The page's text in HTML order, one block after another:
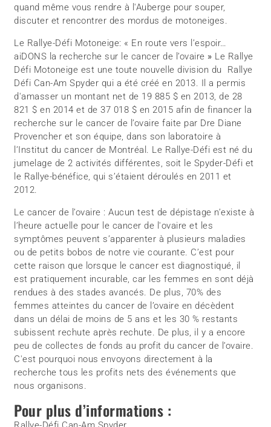
quand même vous rendre à l'Auberge pour souper,
discuter et rencontrer des mordus de motoneiges.
Le Rallye-Défi Motoneige: « En route vers l’espoir…
aiDONS la recherche sur le cancer de l’ovaire » Le Rallye
Défi Motoneige est une toute nouvelle division du Rallye
Défi Can-Am Spyder qui a été créé en 2013. Il a permis
d'amasser un montant net de 19 885 $ en 2013, de 28
821 $ en 2014 et de 37 018 $ en 2015 afin de financer la
recherche sur le cancer de l’ovaire faite par Dre Diane
Provencher et son équipe, dans son laboratoire à
l’Institut du cancer de Montréal. Le Rallye-Défi est né du
jumelage de 2 activités différentes, soit le Spyder-Défi et
le Rallye-bénéfice, qui s’étaient déroulés en 2011 et
2012.
Le cancer de l’ovaire : Aucun test de dépistage n’existe à
l’heure actuelle pour le cancer de l'ovaire et les
symptômes peuvent s’apparenter à plusieurs maladies
ou de petits bobos de notre vie courante. C’est pour
cette raison que lorsque le cancer est diagnostiqué, il
est pratiquement incurable, car les femmes en sont déjà
rendues à des stades avancés. De plus, 70% des
femmes atteintes du cancer de l’ovaire en décèdent
dans un délai de moins de 5 ans et les 30 % restants
subissent rechute après rechute. De plus, il y a encore
peu de collectes de fonds au profit du cancer de l’ovaire.
C'est pourquoi nous envoyons directement à la
recherche tous les profits nets des événements que
nous organisons.
Pour plus d’informations :